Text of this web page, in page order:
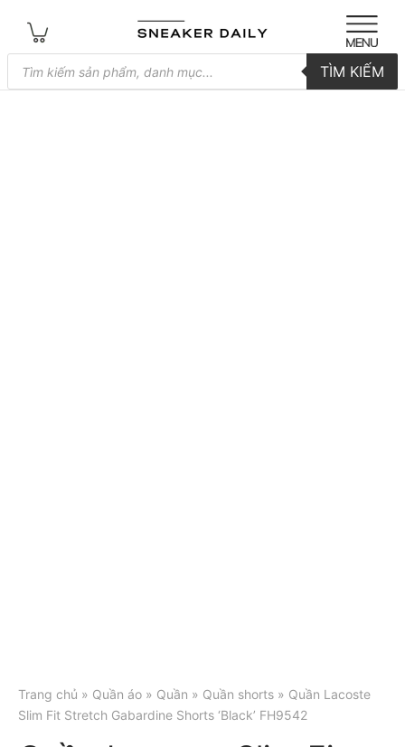
Tìm
kiếm
sản
TÌM KIẾM
Trang chủ » Quần áo » Quần » Quần shorts » Quần Lacoste
Slim Fit Stretch Gabardine Shorts ‘Black’ FH9542